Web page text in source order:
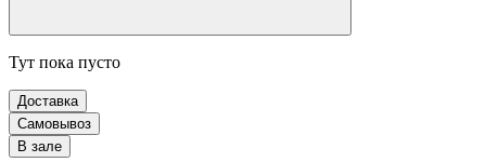
Тут пока пусто
Доставка
Самовывоз
В зале